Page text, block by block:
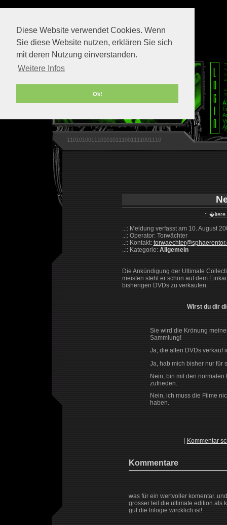
Diese Website verwendet Cookies. Wenn
Sie diese Website nutzen, erklären Sie sich
mit deren Nutzung einverstanden.
Weitere Infos
Ok!
1101010011101010111001111001110
..:: �ltere
..:: Meldung verfasst am 10. August
..:: Operator: Torwächter
..:: Kontakt:
..:: Kategorie: Allgemein
Die Ankündigung der Ultimate
meisten steht er schon auf dem
bisherigen DVDs zu verkaufen.
Wirst du dir
Sie wird die Krönung
Sammlung!
Ja, die alten DVDs verkauf
Ja, hab mich bisher nur für
Nein, bin mit den normalen
zufrieden.
Nein, ich muss die Filme
haben.
Kommentar
Kommentare
was für ein wertvoller
grosser teil die ultimate edition als
gut die trilogie wircklich ist!